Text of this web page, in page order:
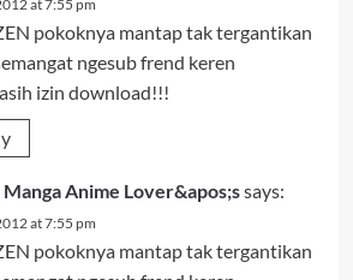
at 7:55 pm
pokoknya mantap tak tergantikan
ngesub frend keren
izin download!!!
Anime Lover&apos;ssays:
at 7:55 pm
pokoknya mantap tak tergantikan